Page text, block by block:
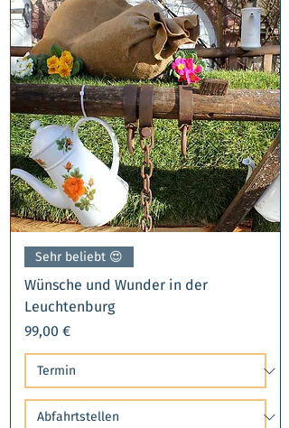
Sehr beliebt 😍​
Wünsche und Wunder in der
Leuchtenburg
Preis
99,00 €